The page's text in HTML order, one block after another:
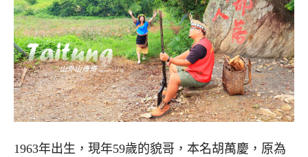
1963年出生，現年59歲的貌哥，本名胡萬慶，原為